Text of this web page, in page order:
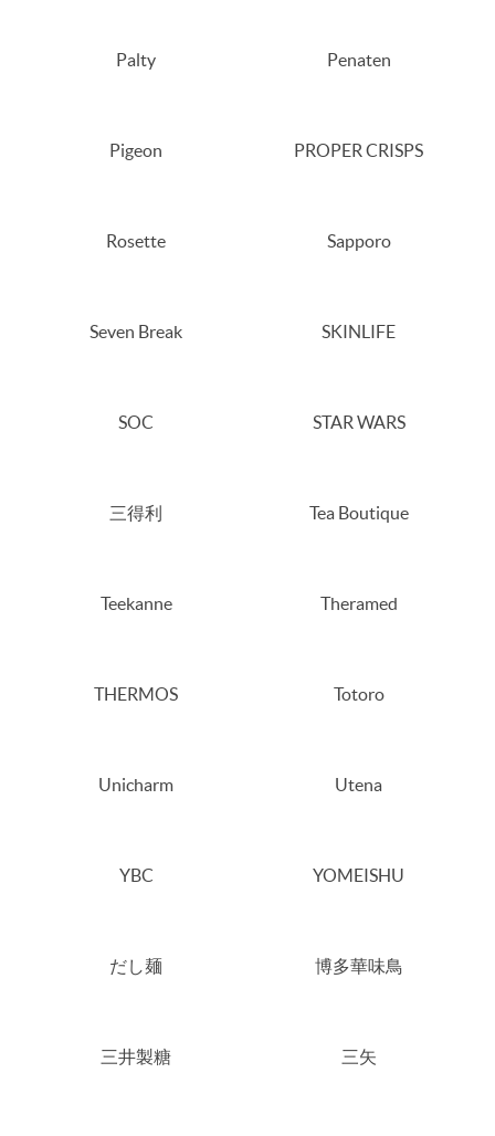
Palty Penaten
Pigeon PROPER CRISPS
Rosette Sapporo
Seven Break SKINLIFE
SOC STAR WARS
三得利 Tea Boutique
Teekanne Theramed
THERMOS Totoro
Unicharm Utena
YBC YOMEISHU
だし麺 博多華味鳥
三井製糖 三矢